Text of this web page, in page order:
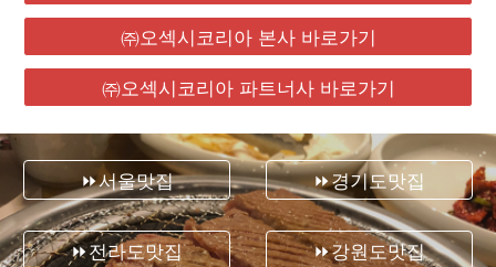
㈜오섹시코리아 본사 바로가기
㈜오섹시코리아 파트너사 바로가기
⏩서울맛집
⏩전라도맛집
⏩경기도맛집
⏩강원도맛집